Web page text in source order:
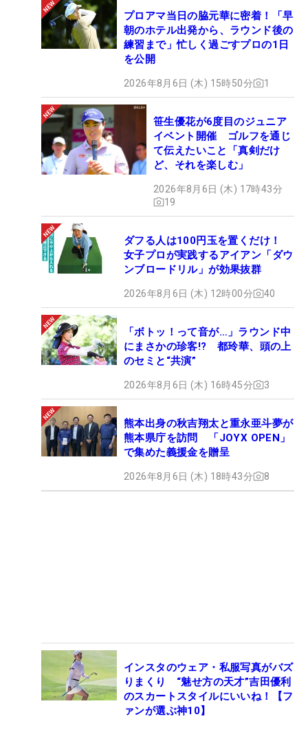
プロアマ当日の脇元華に密着！「早
朝のホテル出発から、ラウンド後の
練習まで」忙しく過ごすプロの1日
を公開
2026年8月6日 (木) 15時50分 1
笹生優花が6度目のジュニア
イベント開催 ゴルフを通じ
て伝えたいこと「真剣だけ
ど、それを楽しむ」
2026年8月6日 (木) 17時43分
19
ダフる人は100円玉を置くだけ！
女子プロが実践するアイアン「ダウ
ンブロードリル」が効果抜群
2026年8月6日 (木) 12時00分 40
「ボトッ！って音が…」ラウンド中
にまさかの珍客!? 都玲華、頭の上
のセミと“共演”
2026年8月6日 (木) 16時45分 3
熊本出身の秋吉翔太と重永亜斗夢が
熊本県庁を訪問 「JOYX OPEN」
で集めた義援金を贈呈
2026年8月6日 (木) 18時43分 8
インスタのウェア・私服写真がバズ
りまくり “魅せ方の天才”吉田優利
のスカートスタイルにいいね！【フ
ァンが選ぶ神10】